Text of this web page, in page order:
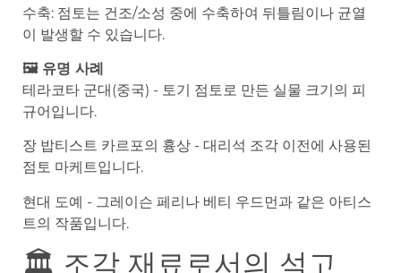
수축: 점토는 건조/소성 중에 수축하여 뒤틀림이나 균열
이 발생할 수 있습니다.
🖼️ 유명 사례
테라코타 군대(중국) - 토기 점토로 만든 실물 크기의 피
규어입니다.
장 밥티스트 카르포의 흉상 - 대리석 조각 이전에 사용된
점토 마케트입니다.
현대 도예 - 그레이슨 페리나 베티 우드먼과 같은 아티스
트의 작품입니다.
🏛️ 조각 재료로서의 석고